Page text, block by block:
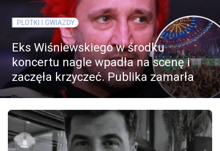
PLOTKI I GWIAZDY
Eks Wiśniewskiego w środku
koncertu nagle wpadła na scenę i
zaczęła krzyczeć. Publika zamarła